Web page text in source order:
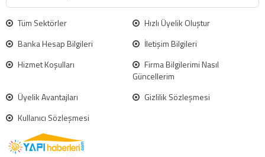
Tüm Sektörler
Hızlı Üyelik Oluştur
Banka Hesap Bilgileri
İletişim Bilgileri
Hizmet Koşulları
Firma Bilgilerimi Nasıl
Güncellerim
Üyelik Avantajları
Gizlilik Sözleşmesi
Kullanıcı Sözleşmesi